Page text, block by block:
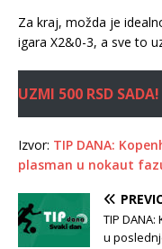
Za kraj, možda je
igara X2&0-3, a sve to
UZMI 500 RSD SADA!
Izvor: TIP DANA:
plasman u nokaut
TIP
u